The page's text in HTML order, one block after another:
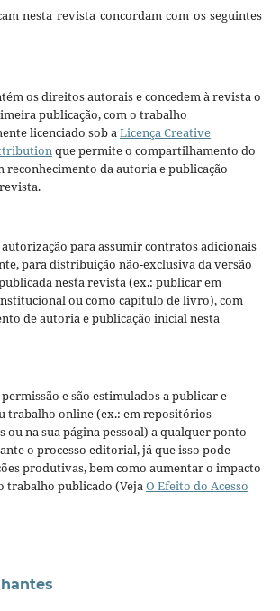
nesta revista concordam com os seguintes
os direitos autorais e concedem à revista o
publicação, com o trabalho
licenciado sob aLicença Creative
que permite o compartilhamento do
reconhecimento da autoria e publicação
para assumir contratos adicionais
para distribuição não-exclusiva da versão
nesta revista (ex.: publicar em
ou como capítulo de livro), com
de autoria e publicação inicial nesta
e são estimulados a publicar e
trabalho online (ex.: em repositórios
ou na sua página pessoal) a qualquer ponto
o processo editorial, já que isso pode
produtivas, bem como aumentar o impacto
trabalho publicado (VejaO Efeito do Acesso